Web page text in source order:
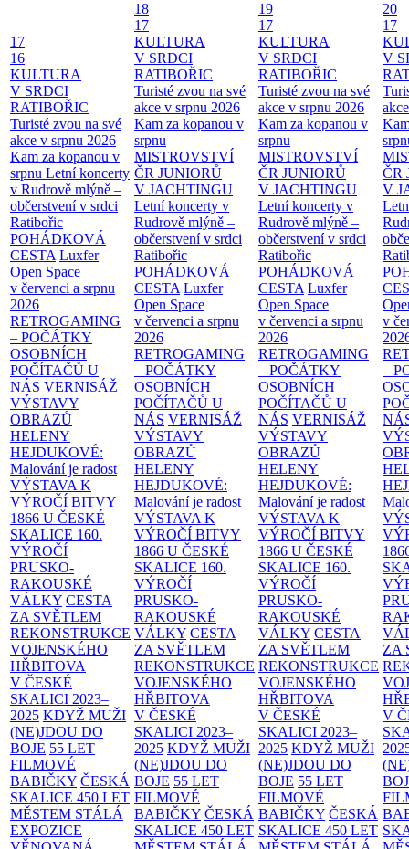
17
16
KULTURA
V SRDCI
RATIBOŘIC
Turisté zvou na své
akce v srpnu 2026
Kam za kopanou v
srpnu Letní koncerty
v Rudrově mlýně –
občerstvení v srdci
Ratibořic
POHÁDKOVÁ
CESTA Luxfer
Open Space
v červenci a srpnu
2026
RETROGAMING
– POČÁTKY
OSOBNÍCH
POČÍTAČŮ U
NÁS VERNISÁŽ
VÝSTAVY
OBRAZŮ
HELENY
HEJDUKOVÉ:
Malování je radost
VÝSTAVA K
VÝROČÍ BITVY
1866 U ČESKÉ
SKALICE 160.
VÝROČÍ
PRUSKO-
RAKOUSKÉ
VÁLKY CESTA
ZA SVĚTLEM
REKONSTRUKCE
VOJENSKÉHO
HŘBITOVA
V ČESKÉ
SKALICI 2023–
2025 KDYŽ MUŽI
(NE)JDOU DO
BOJE 55 LET
FILMOVÉ
BABIČKY ČESKÁ
SKALICE 450 LET
MĚSTEM STÁLÁ
EXPOZICE
18
17
KULTURA
V SRDCI
RATIBOŘIC
Turisté zvou na své
akce v srpnu 2026
Kam za kopanou v
srpnu
MISTROVSTVÍ
ČR JUNIORŮ
V JACHTINGU
Letní koncerty v
Rudrově mlýně –
občerstvení v srdci
Ratibořic
POHÁDKOVÁ
CESTA Luxfer
Open Space
v červenci a srpnu
2026
RETROGAMING
– POČÁTKY
OSOBNÍCH
POČÍTAČŮ U
NÁS VERNISÁŽ
VÝSTAVY
OBRAZŮ
HELENY
HEJDUKOVÉ:
Malování je radost
VÝSTAVA K
VÝROČÍ BITVY
1866 U ČESKÉ
SKALICE 160.
VÝROČÍ
PRUSKO-
RAKOUSKÉ
VÁLKY CESTA
ZA SVĚTLEM
REKONSTRUKCE
VOJENSKÉHO
HŘBITOVA
V ČESKÉ
SKALICI 2023–
2025 KDYŽ MUŽI
(NE)JDOU DO
BOJE 55 LET
FILMOVÉ
BABIČKY ČESKÁ
SKALICE 450 LET
19
17
KULTURA
V SRDCI
RATIBOŘIC
Turisté zvou na své
akce v srpnu 2026
Kam za kopanou v
srpnu
MISTROVSTVÍ
ČR JUNIORŮ
V JACHTINGU
Letní koncerty v
Rudrově mlýně –
občerstvení v srdci
Ratibořic
POHÁDKOVÁ
CESTA Luxfer
Open Space
v červenci a srpnu
2026
RETROGAMING
– POČÁTKY
OSOBNÍCH
POČÍTAČŮ U
NÁS VERNISÁŽ
VÝSTAVY
OBRAZŮ
HELENY
HEJDUKOVÉ:
Malování je radost
VÝSTAVA K
VÝROČÍ BITVY
1866 U ČESKÉ
SKALICE 160.
VÝROČÍ
PRUSKO-
RAKOUSKÉ
VÁLKY CESTA
ZA SVĚTLEM
REKONSTRUKCE
VOJENSKÉHO
HŘBITOVA
V ČESKÉ
SKALICI 2023–
2025 KDYŽ MUŽI
(NE)JDOU DO
BOJE 55 LET
FILMOVÉ
BABIČKY ČESKÁ
SKALICE 450 LET
20
17
V
ČR
V
v
–
ZA
V